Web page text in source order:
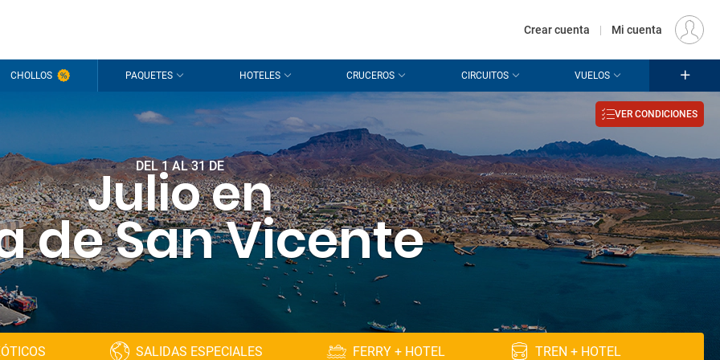
EUR
Crear cuenta | Mi cuenta
CHOLLOS PAQUETES HOTELES CRUCEROS CIRCUITOS VUELOS
DEL 1 AL 31 DE
Julio en
de San Vicente
VER CONDICIONES
SALIDAS ESPECIALES FERRY + HOTEL TREN + HOTEL